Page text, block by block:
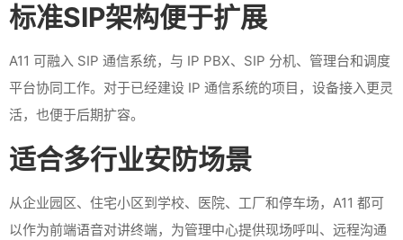
标准SIP架构便于扩展
A11 可融入 SIP 通信系统，与 IP PBX、SIP 分机、管理台和调度
平台协同工作。对于已经建设 IP 通信系统的项目，设备接入更灵
活，也便于后期扩容。
适合多行业安防场景
从企业园区、住宅小区到学校、医院、工厂和停车场，A11 都可
以作为前端语音对讲终端，为管理中心提供现场呼叫、远程沟通